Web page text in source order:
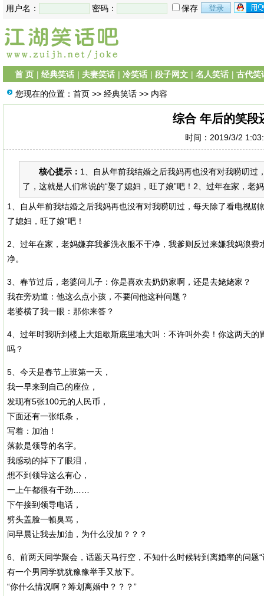
用户名： 密码： 保存
首 页 | 经典笑话 | 夫妻笑话 | 冷笑话 | 段子网文 | 名人笑话 | 古代笑
您现在的位置： 首页 >> 经典笑话 >> 内容
综合 年后的笑段
时间：2019/3/2
核心提示： 1、自从年前我结婚之后我妈再也没有对我唠叨
了，这就是人们常说的“娶了媳妇，旺了娘”吧！2、过年在家，老
1、自从年前我结婚之后我妈再也没有对我唠叨过，每天除了看电视
了媳妇，旺了娘”吧！
2、过年在家，老妈嫌弃我爹洗衣服不干净，我爹则反过来嫌我妈浪
净。
3、春节过后，老婆问儿子：你是喜欢去奶奶家啊，还是去姥姥家？
我在旁劝道：他这么点小孩，不要问他这种问题？
老婆横了我一眼：那你来答？
4、过年时我听到楼上大姐歇斯底里地大叫：不许叫外卖！你这两天
吗？
5、今天是春节上班第一天，
我一早来到自己的座位，
发现有5张100元的人民币，
下面还有一张纸条，
写着：加油！
落款是领导的名字。
我感动的掉下了眼泪，
想不到领导这么有心，
一上午都很有干劲……
下午接到领导电话，
劈头盖脸一顿臭骂，
问早晨让我去加油，为什么没加？？？
6、前两天同学聚会，话题天马行空，不知什么时候转到离婚率的问题
有一个男同学犹犹豫豫举手又放下。
“你什么情况啊？筹划离婚中？？？”